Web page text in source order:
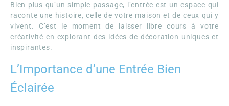
Bien plus qu’un simple passage, l’entrée est un espace qui
raconte une histoire, celle de votre maison et de ceux qui y
vivent. C’est le moment de laisser libre cours à votre
créativité en explorant des idées de décoration uniques et
inspirantes.
L’Importance d’une Entrée Bien
Éclairée